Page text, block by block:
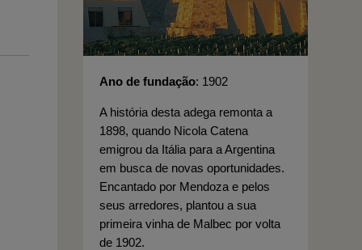
Ano de fundação 1902
A história desta adega remonta a
1898, quando Nicola Catena
emigrou da Itália para a Argentina
em busca de novas oportunidades.
Encantado por Mendoza e pelos
seus arredores, plantou a sua
primeira vinha de Malbec por volta
de 1902.